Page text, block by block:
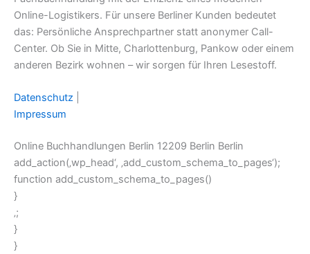
Online-Logistikers. Für unsere Berliner Kunden bedeutet
das: Persönliche Ansprechpartner statt anonymer Call-
Center. Ob Sie in Mitte, Charlottenburg, Pankow oder einem
anderen Bezirk wohnen – wir sorgen für Ihren Lesestoff.
Datenschutz
Impressum
Online Buchhandlungen Berlin 12209 Berlin Berlin
add_action(‚wp_head‘, ‚add_custom_schema_to_pages‘);
function add_custom_schema_to_pages()
}
‚;
}
}